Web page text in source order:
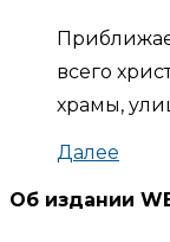
всего
храмы,
Далее
Об издании